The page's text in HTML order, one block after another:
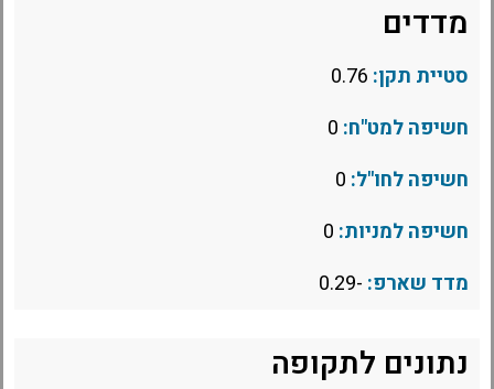
מדדים
סטיית תקן:
חשיפה למט"ח:
חשיפה לחו"ל:
חשיפה למניות:
מדד שארפ: -0.29
נתונים לתקופה